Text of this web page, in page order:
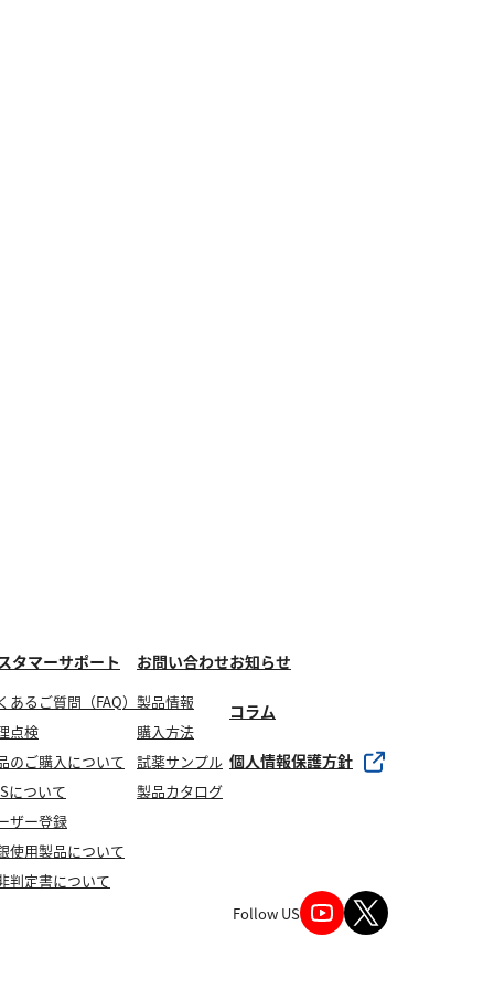
タマーサポート
あるご質問（FAQ）
点検
のご購入について
について
ザー登録
使用製品について
判定書について
お問い合わせ
製品情報
購入方法
試薬サンプル
製品カタログ
お知らせ
コラム
個人情報保護方針
Follow US